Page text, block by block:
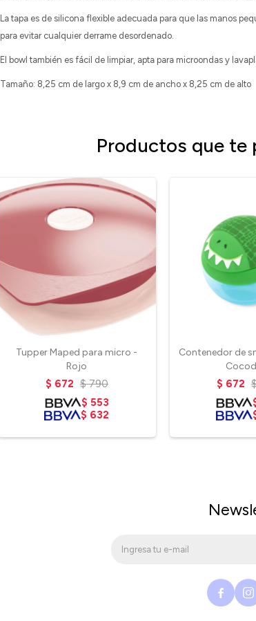
La tapa es de silicona flexible adecuada para que las manos
para evitar cualquier derrame desordenado.
El bowl también es fácil de limpiar, apta para microondas y
Tamaño: 8,25 cm de largo x 8,9 cm de ancho x 8,25 cm de alto
Productos que te
Tupper Maped para micro -
Rojo
$ 672 $ 790
$ 553
$ 632
Contenedor de
$ 672
 